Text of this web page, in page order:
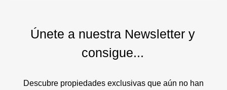
Únete a nuestra Newsletter y
consigue...
Descubre propiedades exclusivas que aún no han